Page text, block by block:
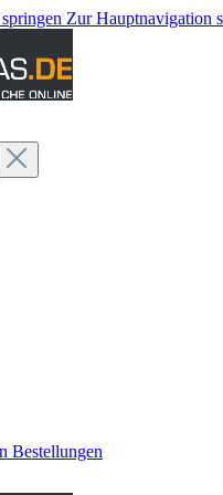
Zur Hauptnavigation
Bestellungen